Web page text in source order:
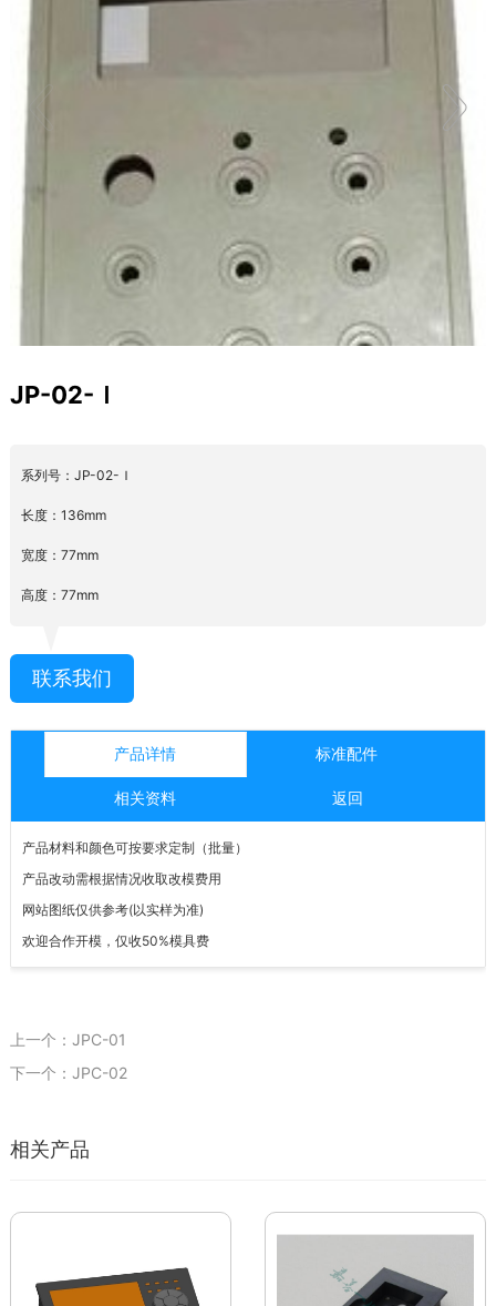
JP-02-Ｉ
系列号：JP-02-Ｉ
长度：136mm
宽度：77mm
高度：77mm
联系我们
产品详情 标准配件
相关资料 返回
产品材料和颜色可按要求定制（批量）
产品改动需根据情况收取改模费用
网站图纸仅供参考(以实样为准)
欢迎合作开模，仅收50%模具费
上一个：JPC-01
下一个：JPC-02
相关产品